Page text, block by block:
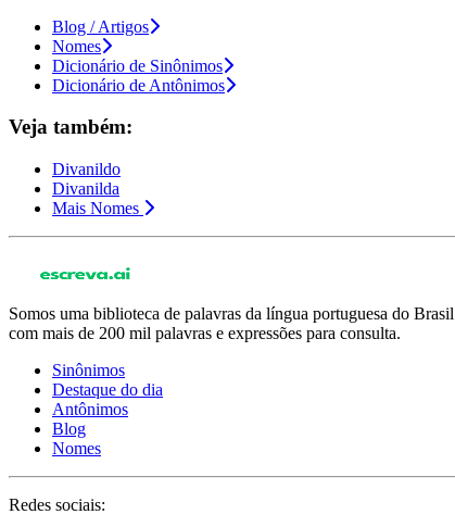
Blog / Artigos
Nomes
Dicionário de Sinônimos
Dicionário de Antônimos
Veja também:
Divanildo
Divanilda
Mais Nomes
Somos uma biblioteca de palavras da língua portuguesa do Brasil
com mais de 200 mil palavras e expressões para consulta.
Sinônimos
Destaque do dia
Antônimos
Blog
Nomes
Redes sociais: